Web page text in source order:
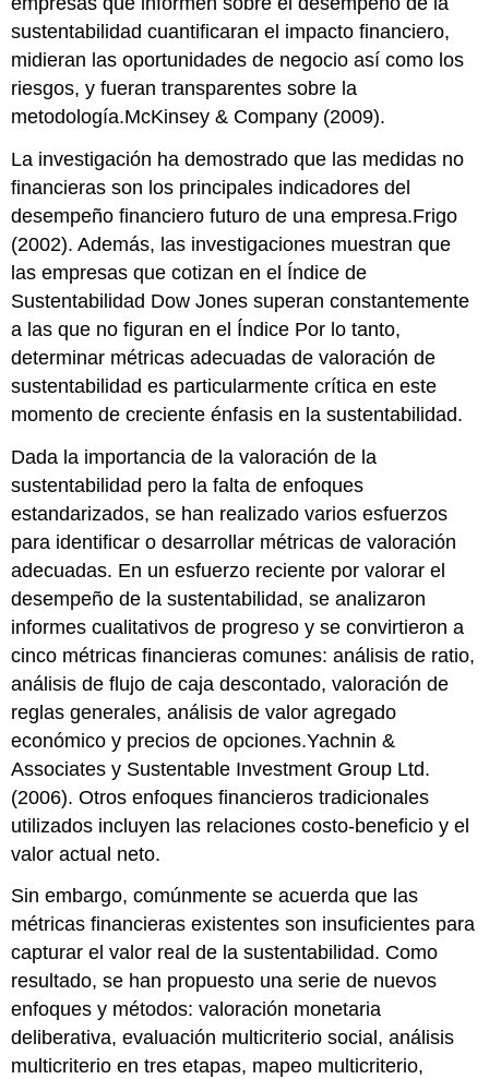
sustentabilidad cuantificaran el impacto financiero,
midieran las oportunidades de negocio así como los
riesgos, y fueran transparentes sobre la
metodología.McKinsey & Company (2009).
La investigación ha demostrado que las medidas no
financieras son los principales indicadores del
desempeño financiero futuro de una empresa.Frigo
(2002). Además, las investigaciones muestran que
las empresas que cotizan en el Índice de
Sustentabilidad Dow Jones superan constantemente
a las que no figuran en el Índice Por lo tanto,
determinar métricas adecuadas de valoración de
sustentabilidad es particularmente crítica en este
momento de creciente énfasis en la sustentabilidad.
Dada la importancia de la valoración de la
sustentabilidad pero la falta de enfoques
estandarizados, se han realizado varios esfuerzos
para identificar o desarrollar métricas de valoración
adecuadas. En un esfuerzo reciente por valorar el
desempeño de la sustentabilidad, se analizaron
informes cualitativos de progreso y se convirtieron a
cinco métricas financieras comunes: análisis de ratio,
análisis de flujo de caja descontado, valoración de
reglas generales, análisis de valor agregado
económico y precios de opciones.Yachnin &
Associates y Sustentable Investment Group Ltd.
(2006). Otros enfoques financieros tradicionales
utilizados incluyen las relaciones costo-beneficio y el
valor actual neto.
Sin embargo, comúnmente se acuerda que las
métricas financieras existentes son insuficientes para
capturar el valor real de la sustentabilidad. Como
resultado, se han propuesto una serie de nuevos
enfoques y métodos: valoración monetaria
deliberativa, evaluación multicriterio social, análisis
multicriterio en tres etapas, mapeo multicriterio,